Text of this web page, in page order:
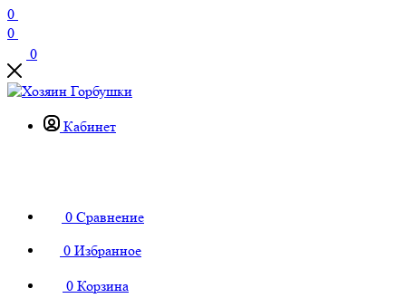
0
0
0
Кабинет
0 Сравнение
0 Избранное
0 Корзина